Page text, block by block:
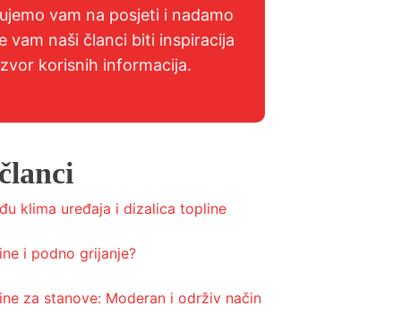
vam na posjeti i nadamo
vam naši članci biti inspiracija
korisnih informacija.
klima uređaja i dizalica topline
i podno grijanje?
za stanove: Moderan i održiv način